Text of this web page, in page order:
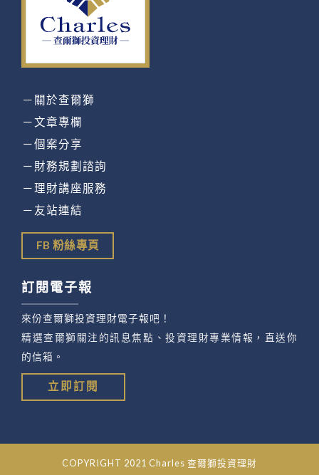
－關於查爾獅
－文章專欄
－個案分享
－財務規劃諮詢
－理財講座服務
－友站連結
FB 粉絲專頁
訂閱電子報
來份查爾獅投資理財電子報吧！
精選查爾獅關注的訊息焦點、投資理財專業情報，直送你
的信箱。
立即訂閱
COPYRIGHT 2021 Charles 查爾獅投資理財